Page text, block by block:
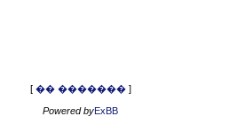
[ �� �������]
Powered byExBB